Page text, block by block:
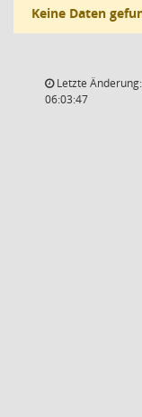
Keine Daten
Letzte
06:03:47